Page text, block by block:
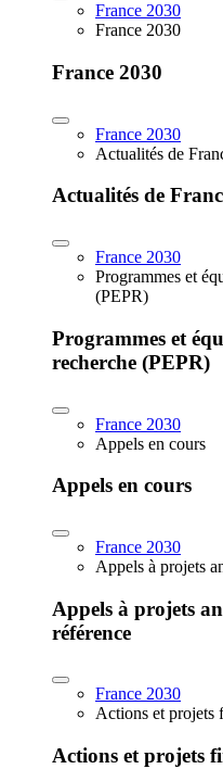
France 2030
France 2030
France 2030
France 2030
Actualités de
Actualités de
France 2030
Programmes et
(PEPR)
Programmes et
recherche (PEPR)
France 2030
Appels en cours
Appels en cours
France 2030
Appels à projets
Appels à projets
référence
France 2030
Actions et projets
Actions et projets